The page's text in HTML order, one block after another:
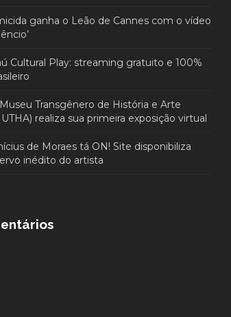
ganha o Leão de Cannes com o vídeo
Cultural Play: streaming gratuito e 100%
Transgênero de História e Arte
realiza sua primeira exposição virtual
de Moraes tá ON! Site disponibiliza
inédito do artista